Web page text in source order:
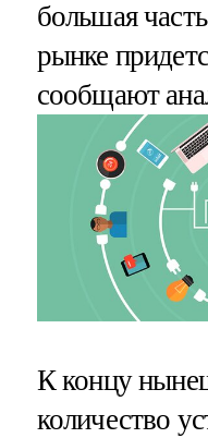
большая
рынке
сообщают
К концу
количество